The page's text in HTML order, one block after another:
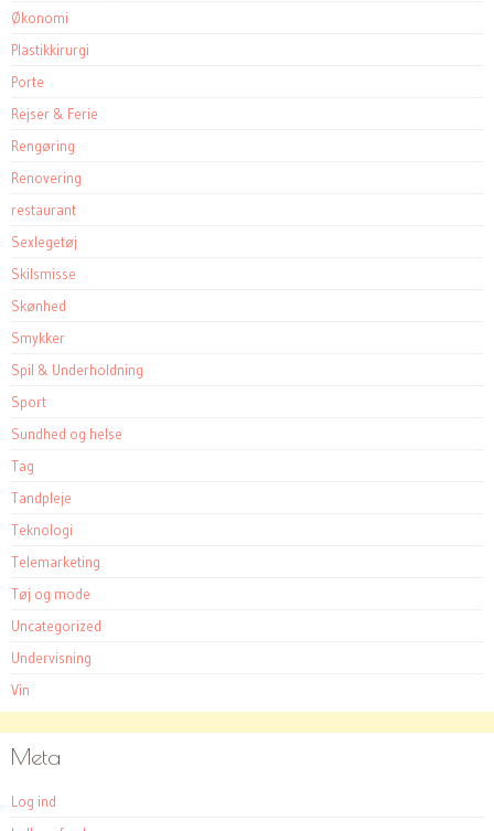
Økonomi
Plastikkirurgi
Porte
Rejser & Ferie
Rengøring
Renovering
restaurant
Sexlegetøj
Skilsmisse
Skønhed
Smykker
Spil & Underholdning
Sport
Sundhed og helse
Tag
Tandpleje
Teknologi
Telemarketing
Tøj og mode
Uncategorized
Undervisning
Vin
Meta
Log ind